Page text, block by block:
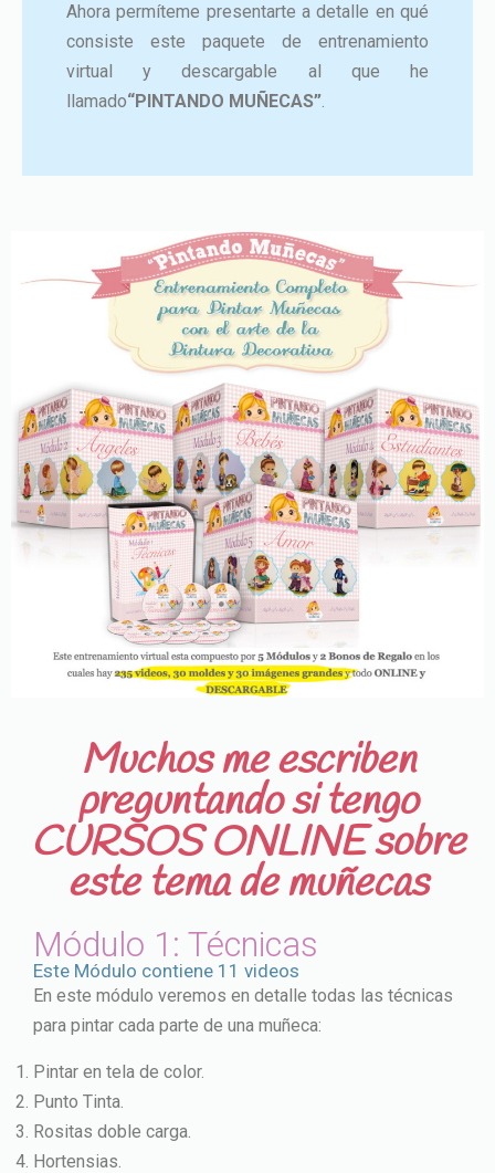
Ahora permíteme presentarte a detalle en qué
consiste este paquete de entrenamiento
virtual y descargable al que he
llamado“PINTANDO MUÑECAS”.
Muchos me escriben
preguntando si tengo
CURSOS ONLINE sobre
este tema de muñecas
Módulo 1: Técnicas
Este Módulo contiene 11 videos
En este módulo veremos en detalle todas las técnicas
para pintar cada parte de una muñeca:
Pintar en tela de color.
Punto Tinta.
Rositas doble carga.
Hortensias.